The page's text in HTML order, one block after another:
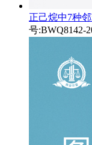
正己烷中7种
号:BWQ8142-